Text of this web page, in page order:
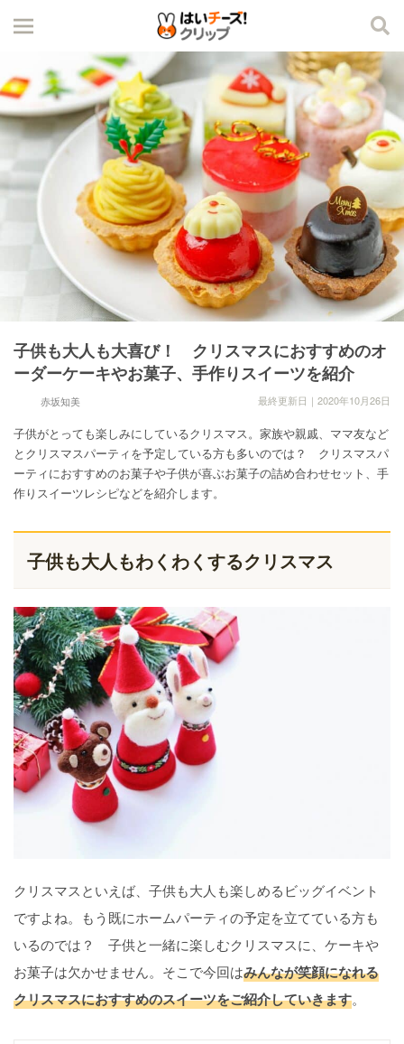
子供も大人も大喜び！ クリスマスにおすすめのオ
ーダーケーキやお菓子、手作りスイーツを紹介
赤坂知美 最終更新日｜2020年10月26日
子供がとっても楽しみにしているクリスマス。家族や親戚、ママ友など
とクリスマスパーティを予定している方も多いのでは？ クリスマスパ
ーティにおすすめのお菓子や子供が喜ぶお菓子の詰め合わせセット、手
作りスイーツレシピなどを紹介します。
子供も大人もわくわくするクリスマス
クリスマスといえば、子供も大人も楽しめるビッグイベント
ですよね。もう既にホームパーティの予定を立てている方も
いるのでは？ 子供と一緒に楽しむクリスマスに、ケーキや
お菓子は欠かせません。そこで今回はみんなが笑顔になれる
クリスマスにおすすめのスイーツをご紹介していきます。